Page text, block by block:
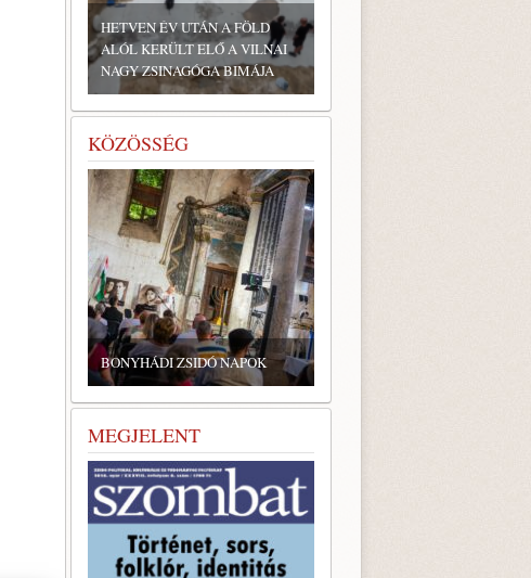
HETVEN ÉV UTÁN A FÖLD
ALÓL KERÜLT ELŐ A VILNAI
NAGY ZSINAGÓGA BIMÁJA
KÖZÖSSÉG
BONYHÁDI ZSIDÓ NAPOK
ZSIDÓ GASZTRONÓMIAI
TALÁLKOZÓ A BONYHÁDI
ZSINAGÓGÁBAN
MEGJELENT